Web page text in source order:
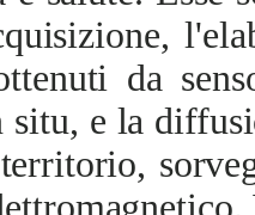
da
situ, e la